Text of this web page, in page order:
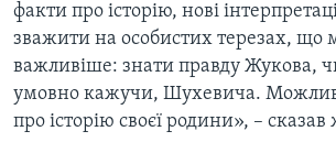
факти про історію, нові
зважити на особистих терезах, що
важливіше: знати правду Жукова,
умовно кажучи, Шухевича.
про історію своєї родини», – сказав